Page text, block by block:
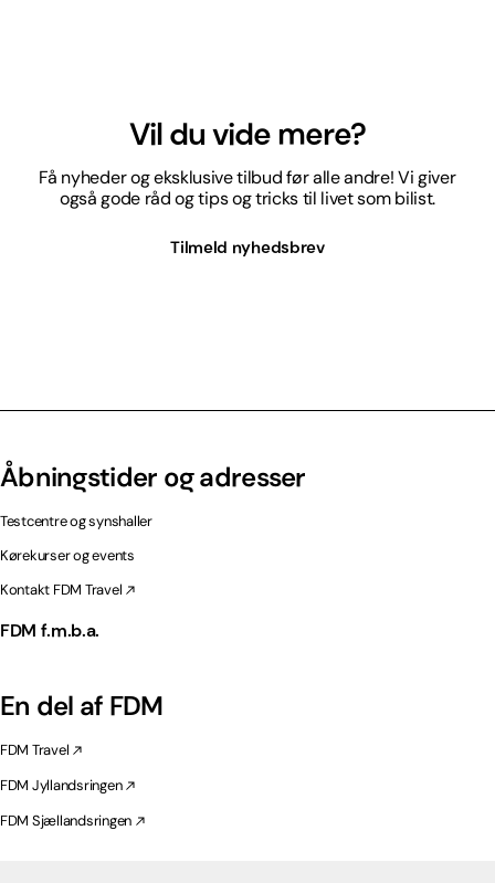
Vil du vide mere?
Få nyheder og eksklusive tilbud før alle andre! Vi giver
også gode råd og tips og tricks til livet som bilist.
Tilmeld nyhedsbrev
Åbningstider og adresser
Testcentre og synshaller
Kørekurser og events
Kontakt FDM Travel
FDM f.m.b.a.
En del af FDM
FDM Travel
FDM Jyllandsringen
FDM Sjællandsringen